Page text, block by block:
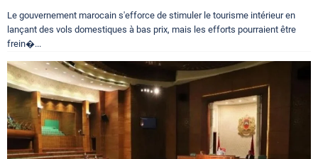
Le gouvernement marocain s'efforce de stimuler le tourisme intérieur en
lançant des vols domestiques à bas prix, mais les efforts pourraient être
frein�...